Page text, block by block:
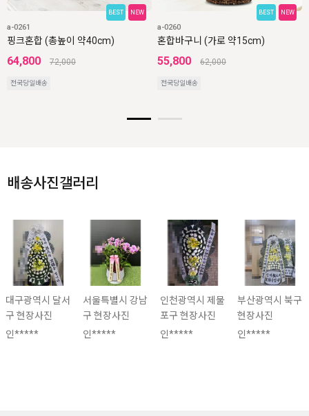
BEST NEW
a-0261
핑크혼합 (총높이 약40cm)
64,800 72,000
전국당일배송
BEST NEW
a-0260
혼합바구니 (가로 약15cm)
55,800 62,000
전국당일배송
배송사진갤러리
대구광역시 달서
구 현장사진
인*****
서울특별시 강남
구 현장사진
인*****
인천광역시 제물
포구 현장사진
인*****
부산광역시 북구
현장사진
인*****